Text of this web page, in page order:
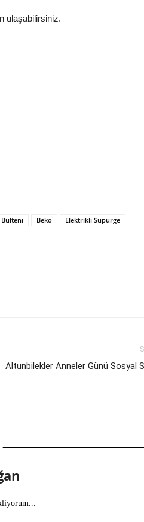
ulaşabilirsiniz.
Bülteni Beko Elektrikli Süpürge
Altunbilekler Anneler Günü Sosyal